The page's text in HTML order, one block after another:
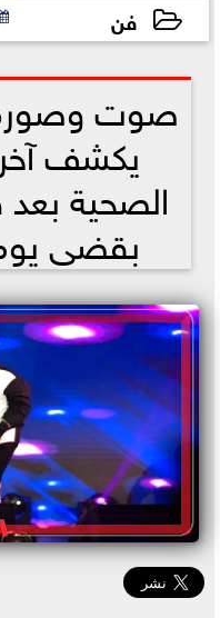
فن
صوت
يكشف
الصحية
بقضى